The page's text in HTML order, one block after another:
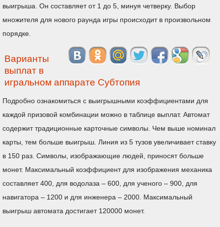
выигрыша. Он составляет от 1 до 5, минуя четверку. Выбор
множителя для нового раунда игры происходит в произвольном
порядке.
Варианты
выплат в
игральном аппарате Субтопия
Подробно ознакомиться с выигрышными коэффициентами для
каждой призовой комбинации можно в таблице выплат. Автомат
содержит традиционные карточные символы. Чем выше номинал
карты, тем больше выигрыш. Линия из 5 тузов увеличивает ставку
в 150 раз. Символы, изображающие людей, приносят больше
монет. Максимальный коэффициент для изображения механика
составляет 400, для водолаза – 600, для ученого – 900, для
навигатора – 1200 и для инженера – 2000. Максимальный
выигрыш автомата достигает 120000 монет.